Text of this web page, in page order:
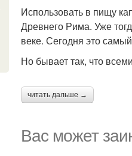
Использовать в пищу
Древнего Рима. Уже
веке. Сегодня это
Но бывает так, что
читать дальше →
Вас может